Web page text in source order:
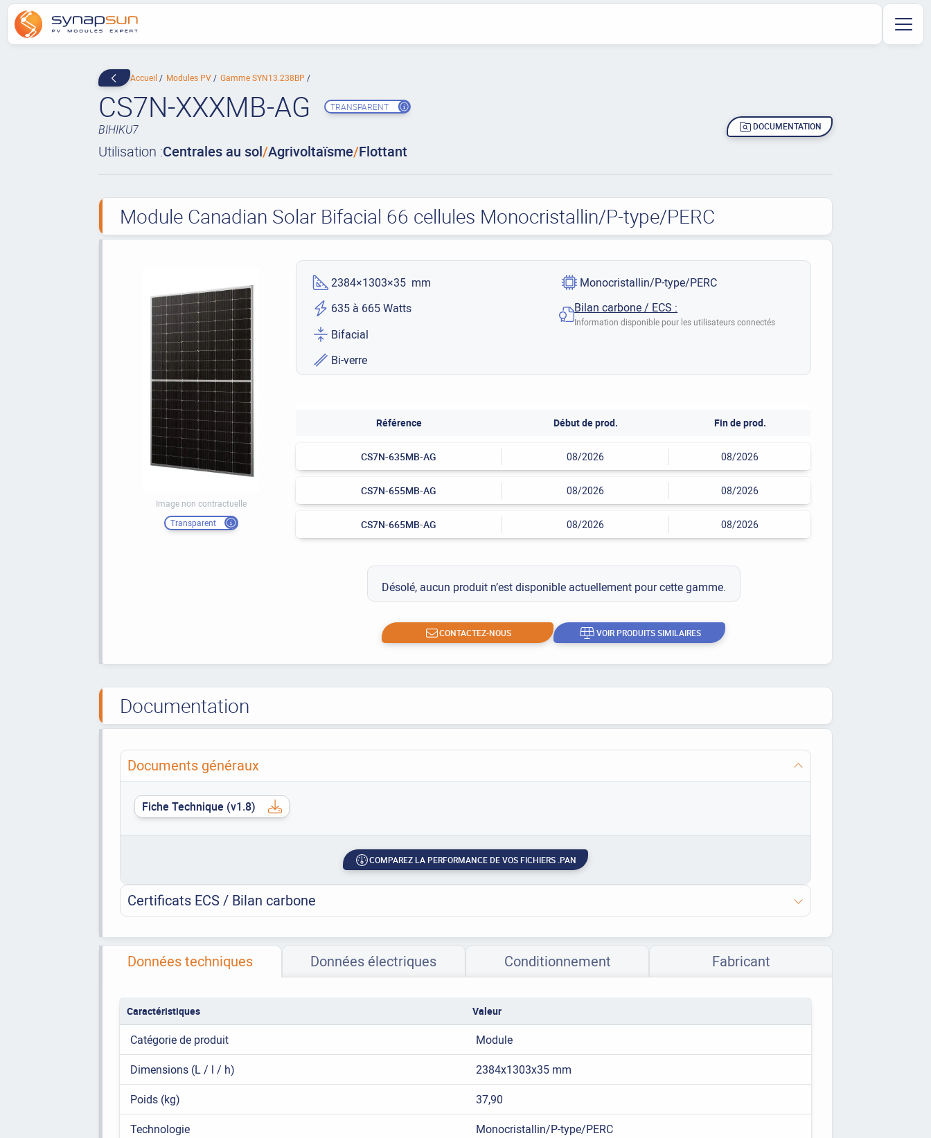
Accueil Modules PV Gamme SYN13.238BP
CS7N-XXXMB-AG TRANSPARENT
BIHIKU7
Utilisation :Centrales au sol/Agrivoltaïsme/Flottant
DOCUMENTATION
Module Canadian Solar Bifacial 66 cellules Monocristallin/P-type/PERC
Image non contractuelle
Transparent
2384×1303×35 mm
635 à 665 Watts
Bifacial
Bi-verre
Monocristallin/P-type/PERC
Bilan carbone / ECS :
Information disponible pour les utilisateurs connectés
Référence Début de prod. Fin de prod.
CS7N-635MB-AG 08/2026 08/2026
CS7N-655MB-AG 08/2026 08/2026
CS7N-665MB-AG 08/2026 08/2026
Désolé, aucun produit n’est disponible actuellement pour cette gamme.
CONTACTEZ-NOUS VOIR PRODUITS SIMILAIRES
Documentation
Documents généraux
Fiche Technique (v1.8)
COMPAREZ LA PERFORMANCE DE VOS FICHIERS .PAN
Certificats ECS / Bilan carbone
Données techniques Données électriques Conditionnement Fabricant
Caractéristiques Valeur
Catégorie de produit
Module
Dimensions (L / l / h)
2384x1303x35 mm
Poids (kg)
37,90
Technologie
Monocristallin/P-type/PERC